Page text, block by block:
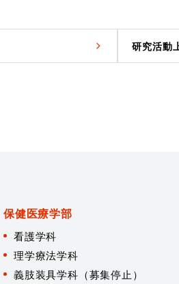
研究活動
保健医療学部
看護学科
理学療法学科
義肢装具学科（募集停止）